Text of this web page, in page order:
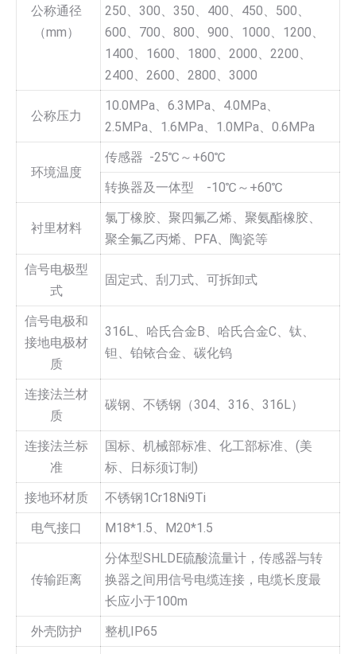
公称通径
（mm）
250、300、350、400、450、500、
600、700、800、900、1000、1200、
1400、1600、1800、2000、2200、
2400、2600、2800、3000
公称压力
10.0MPa、6.3MPa、4.0MPa、
2.5MPa、1.6MPa、1.0MPa、0.6MPa
环境温度
传感器 -25℃～+60℃
转换器及一体型 -10℃～+60℃
衬里材料
氯丁橡胶、聚四氟乙烯、聚氨酯橡胶、
聚全氟乙丙烯、PFA、陶瓷等
信号电极型
式
固定式、刮刀式、可拆卸式
信号电极和
接地电极材
质
316L、哈氏合金B、哈氏合金C、钛、
钽、铂铱合金、碳化钨
连接法兰材
质
碳钢、不锈钢（304、316、316L）
连接法兰标
准
国标、机械部标准、化工部标准、(美
标、日标须订制)
接地环材质
不锈钢1Cr18Ni9Ti
电气接口
M18*1.5、M20*1.5
传输距离
分体型SHLDE硫酸流量计，传感器与转
换器之间用信号电缆连接，电缆长度最
长应小于100m
外壳防护
整机IP65